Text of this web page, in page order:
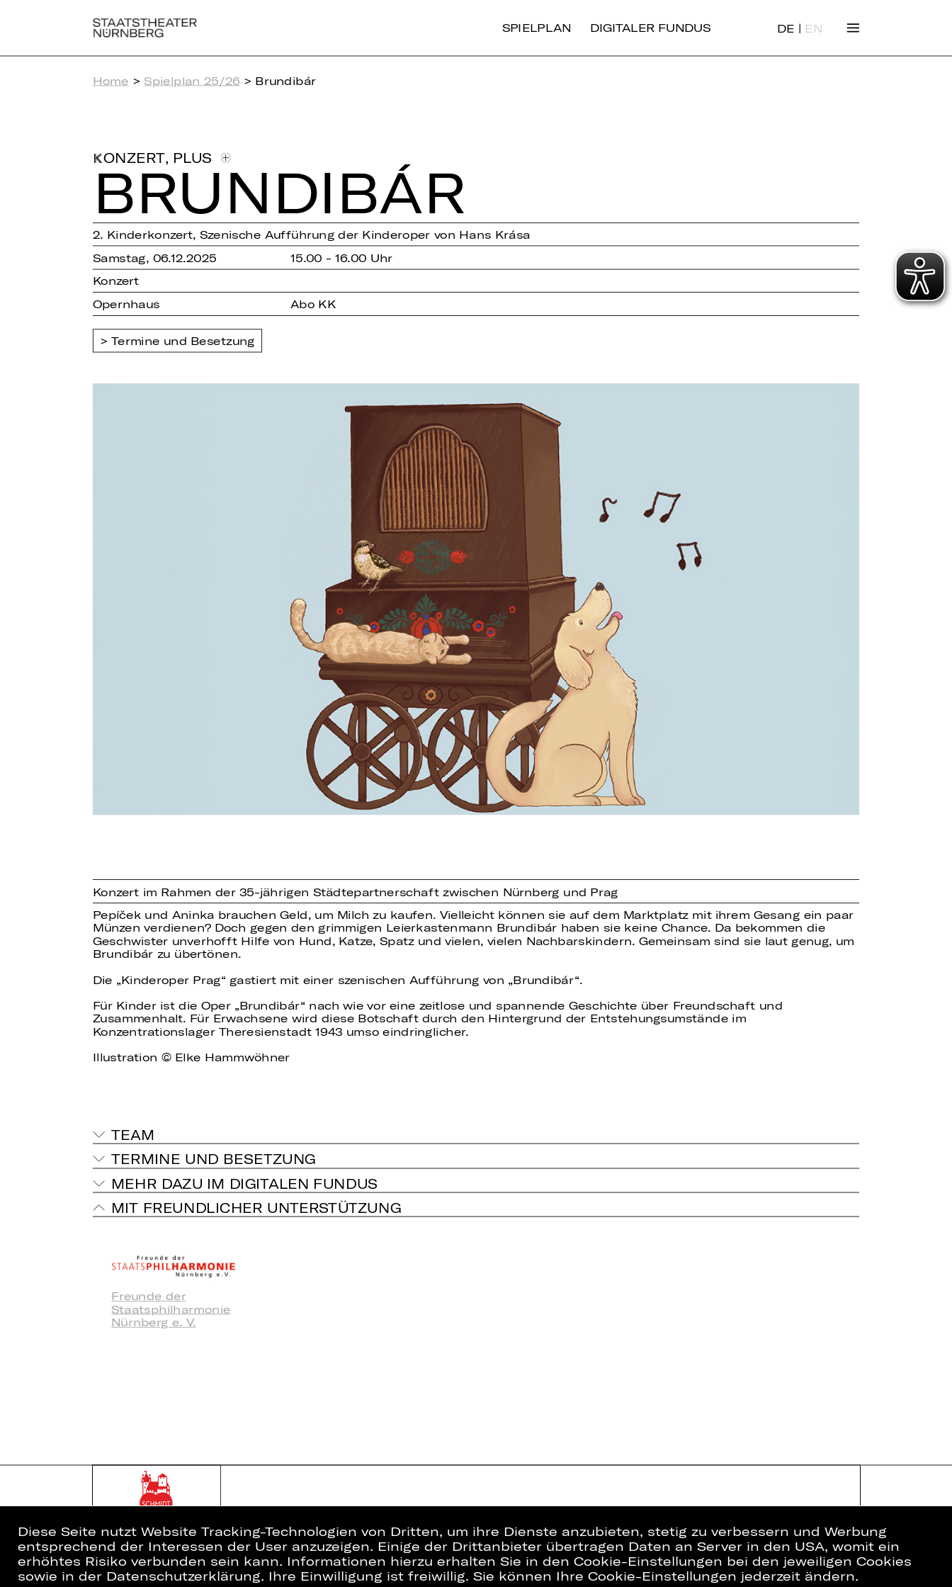
SPIELPLAN DIGITALER FUNDUS DE | EN
Home > Spielplan 25/26 > Brundibár
KONZERT, PLUS
BRUN­DI­BÁR
2. Kinderkonzert, Szenische Aufführung der Kinderoper von Hans Krása
Samstag, 06.12.2025
15.00 - 16.00 Uhr
Konzert
Opernhaus
Abo KK
Termine und Besetzung
Konzert im Rahmen der 35-jährigen Städtepartnerschaft zwischen Nürnberg und Prag
Pepíček und Aninka brauchen Geld, um Milch zu kaufen. Vielleicht können sie auf dem Marktplatz mit ihrem Gesang ein paar
Münzen verdienen? Doch gegen den grimmigen Leierkastenmann Brundibár haben sie keine Chance. Da bekommen die
Geschwister unverhofft Hilfe von Hund, Katze, Spatz und vielen, vielen Nachbarskindern. Gemeinsam sind sie laut genug, um
Brundibár zu übertönen.
Die „Kinderoper Prag“ gastiert mit einer szenischen Aufführung von „Brundibár“.
Für Kinder ist die Oper „Brundibár“ nach wie vor eine zeitlose und spannende Geschichte über Freundschaft und
Zusammenhalt. Für Erwachsene wird diese Botschaft durch den Hintergrund der Entstehungsumstände im
Konzentrationslager Theresienstadt 1943 umso eindringlicher.
Illustration © Elke Hammwöhner
TEAM
TERMINE UND BESETZUNG
MEHR DAZU IM DIGITALEN FUNDUS
MIT FREUNDLICHER UNTERSTÜTZUNG
Freunde der
Staatsphilharmonie
Nürnberg e. V.
Diese Seite nutzt Website Tracking-Technologien von Dritten, um ihre Dienste anzubieten, stetig zu verbessern und Werbung
entsprechend der Interessen der User anzuzeigen. Einige der Drittanbieter übertragen Daten an Server in den USA, womit ein
erhöhtes Risiko verbunden sein kann. Informationen hierzu erhalten Sie in den Cookie-Einstellungen bei den jeweiligen Cookies
sowie in der Datenschutzerklärung. Ihre Einwilligung ist freiwillig. Sie können Ihre Cookie-Einstellungen jederzeit ändern.